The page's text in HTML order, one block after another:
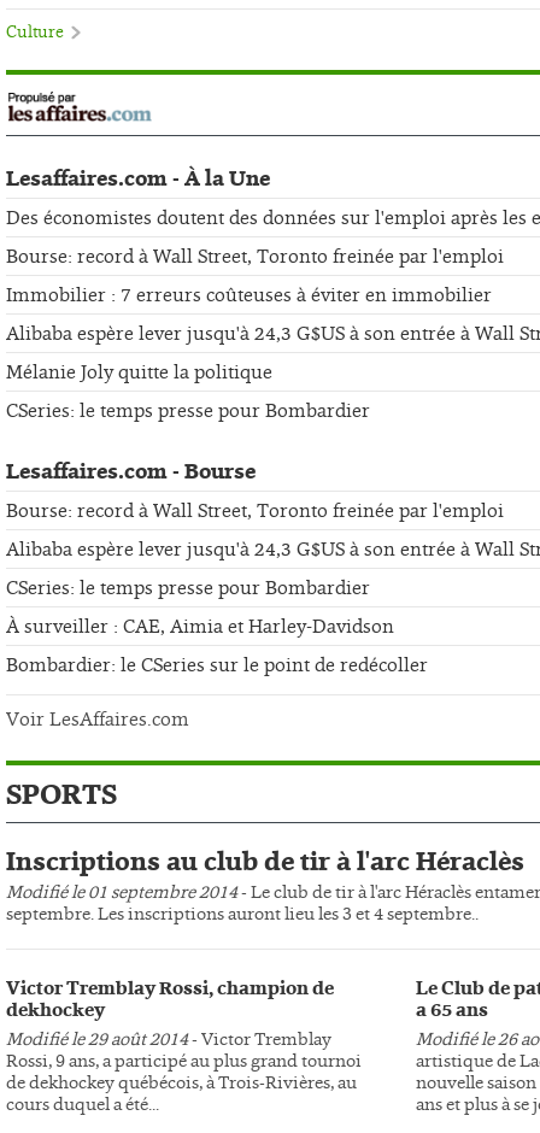
Culture
Lesaffaires.com - À la Une
Des économistes doutent des données sur l'emploi après
Bourse: record à Wall Street, Toronto freinée par l'emploi
Immobilier : 7 erreurs coûteuses à éviter en immobilier
Alibaba espère lever jusqu'à 24,3 G$US à son entrée à Wall
Mélanie Joly quitte la politique
CSeries: le temps presse pour Bombardier
Lesaffaires.com - Bourse
Bourse: record à Wall Street, Toronto freinée par l'emploi
Alibaba espère lever jusqu'à 24,3 G$US à son entrée à Wall
CSeries: le temps presse pour Bombardier
À surveiller : CAE, Aimia et Harley-Davidson
Bombardier: le CSeries sur le point de redécoller
Voir LesAffaires.com
SPORTS
Inscriptions au club de tir à l'arc Héraclès
Modifié le 01 septembre 2014- Le club de tir à l'arc Héraclès
septembre. Les inscriptions auront lieu les 3 et 4 septembre..
Victor Tremblay Rossi, champion de
dekhockey
Modifié le 29 août 2014- Victor Tremblay
Rossi, 9 ans, a participé au plus grand tournoi
de dekhockey québécois, à Trois-Rivières, au
cours duquel a été...
Le Club de
a 65 ans
Modifié le 26
artistique de
nouvelle
ans et plus à se